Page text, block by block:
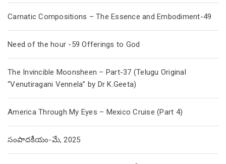
Carnatic Compositions – The Essence and Embodiment-49
Need of the hour -59 Offerings to God
The Invincible Moonsheen – Part-37 (Telugu Original
“Venutiragani Vennela” by Dr K.Geeta)
America Through My Eyes – Mexico Cruise (Part 4)
సంపాదకీయం-మే, 2025